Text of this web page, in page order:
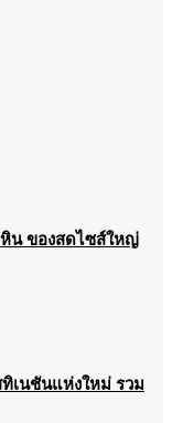
หิน ของสดไซส์ใหญ่
เนชันแห่งใหม่ รวม